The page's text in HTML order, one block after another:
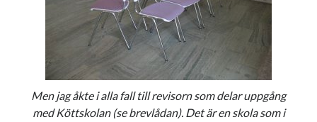
Men jag åkte i alla fall till revisorn som delar uppgång
med Köttskolan (se brevlådan). Det är en skola som i